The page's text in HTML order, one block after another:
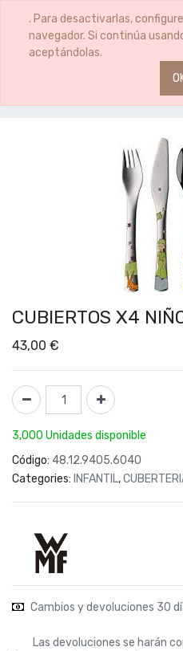
. Para desactivarlas,
navegador. Si continúa
aceptándolas.
CUBIERTOS X4 NIÑO
CUBIERTOS X4
43,00 €
3,000 Unidades disponible
Código: 48.12.9405.6040
Categories: INFANTIL,
Cambios y devoluciones 30
Las devoluciones se harán